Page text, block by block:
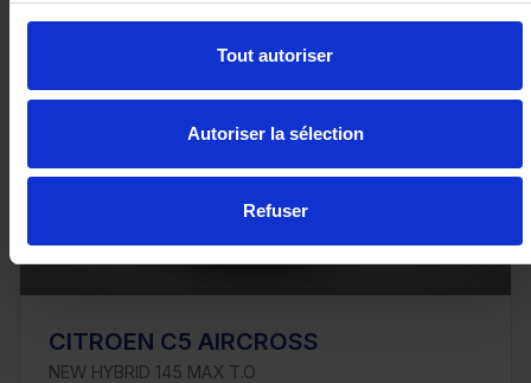
Tout autoriser
Autoriser la sélection
Refuser
CITROEN C5 AIRCROSS
NEW HYBRID 145 MAX T.O